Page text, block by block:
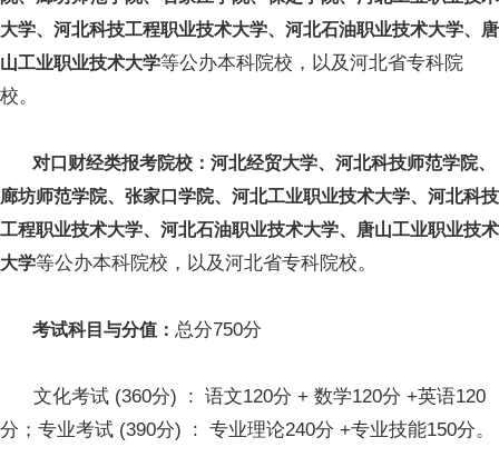
大学、河北科技工程职业技术大学、河北石油职业技术大学、唐
山工业职业技术大学等公办本科院校，以及河北省专科院
校。
对口财经类报考院校：河北经贸大学、河北科技师范学院、
廊坊师范学院、张家口学院、河北工业职业技术大学、河北科技
工程职业技术大学、河北石油职业技术大学、唐山工业职业技术
大学等公办本科院校，以及河北省专科院校。
考试科目与分值： 总分750分
文化考试 (360分) : 语文120分 + 数学120分 +英语120
分；专业考试 (390分) : 专业理论240分 +专业技能150分。